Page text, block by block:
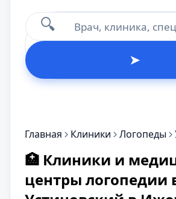
🔍
➤
Главная Клиники Логопеды
🏥 Клиники и
центры логопедии